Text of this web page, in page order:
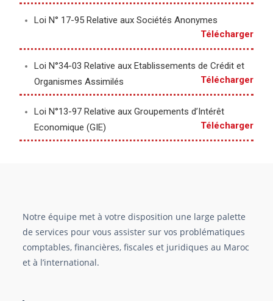
Loi N° 17-95 Relative aux Sociétés Anonymes
Télécharger
Loi N°34-03 Relative aux Etablissements de Crédit et
Organismes Assimilés
Télécharger
Loi N°13-97 Relative aux Groupements d’Intérêt
Economique (GIE)
Télécharger
Notre équipe met à votre disposition une large palette
de services pour vous assister sur vos problématiques
comptables, financières, fiscales et juridiques au Maroc
et à l’international.